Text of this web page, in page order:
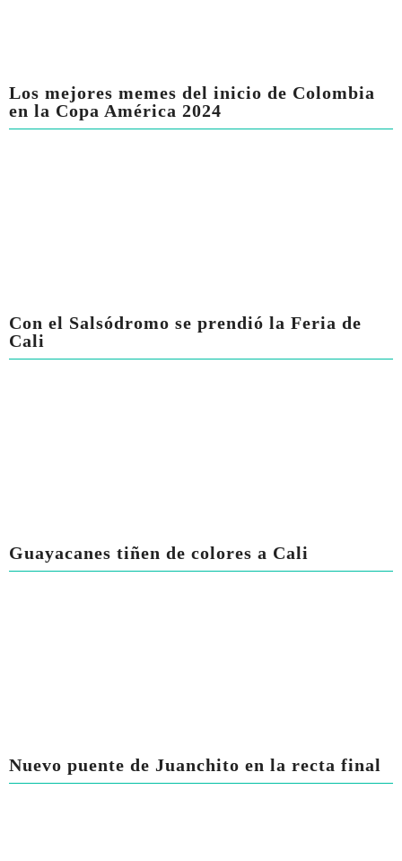
Los mejores memes del inicio de Colombia
en la Copa América 2024
Con el Salsódromo se prendió la Feria de
Cali
Guayacanes tiñen de colores a Cali
Nuevo puente de Juanchito en la recta final